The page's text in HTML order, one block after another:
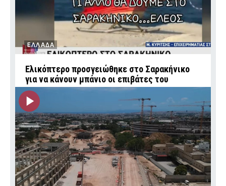
ΕΛΛΑΔΑ
Ελικόπτερο προσγειώθηκε στο Σαρακήνικο
για να κάνουν μπάνιο οι επιβάτες του